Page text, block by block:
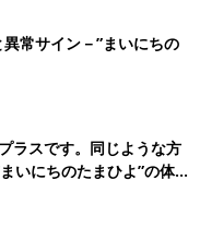
トイレに行って乗りきり
ター周産母子・小児セン
常サイン－”まいにちの
ラスです。同じような方
いにちのたまひよ”の体験